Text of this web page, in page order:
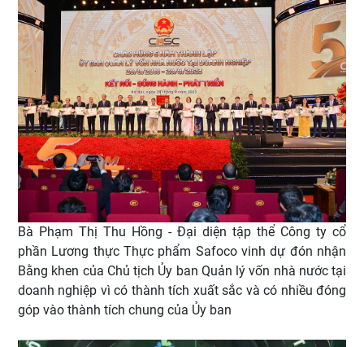
Bà Phạm Thị Thu Hồng - Đại diện tập thể Công ty cổ
phần Lương thực Thực phẩm Safoco vinh dự đón nhận
Bằng khen của Chủ tịch Ủy ban Quản lý vốn nhà nước tại
doanh nghiệp vì có thành tích xuất sắc và có nhiều đóng
góp vào thành tích chung của Ủy ban